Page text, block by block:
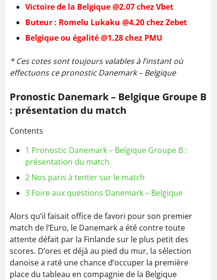
Victoire de la Belgique @2.07 chez Vbet
Buteur : Romelu Lukaku @4.20 chez Zebet
Belgique ou égalité @1.28 chez PMU
* Ces cotes sont toujours valables à l’instant où
effectuons ce pronostic Danemark – Belgique
Pronostic Danemark – Belgique Groupe B
: présentation du match
Contents
1 Pronostic Danemark – Belgique Groupe B :
présentation du match
2 Nos paris à tenter sur le match
3 Foire aux questions Danemark – Belgique
Alors qu’il faisait office de favori pour son premier
match de l’Euro, le Danemark a été contre toute
attente défait par la Finlande sur le plus petit des
scores. D’ores et déjà au pied du mur, la sélection
danoise a raté une chance d’occuper la première
place du tableau en compagnie de la Belgique